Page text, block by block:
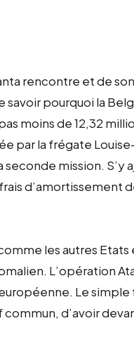
rencontre et de
pourquoi la
moins de 12,32
par la frégate
mission. S’y
d’amortissement
les autres
L’opération
Le simple
d’avoir